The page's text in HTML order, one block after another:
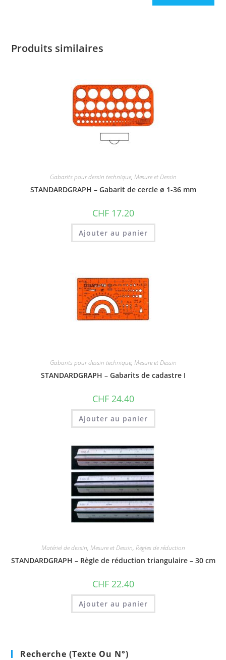
Produits similaires
Gabarits pour dessin technique, Mesure et Dessin
STANDARDGRAPH – Gabarit de cercle ø 1-36 mm
CHF17.20
Ajouter au panier
Gabarits pour dessin technique, Mesure et Dessin
STANDARDGRAPH – Gabarits de cadastre I
CHF24.40
Ajouter au panier
Matériel de dessin, Mesure et Dessin, Règles de réduction
STANDARDGRAPH – Règle de réduction triangulaire – 30 cm
CHF22.40
Ajouter au panier
Recherche (texte Ou N°)